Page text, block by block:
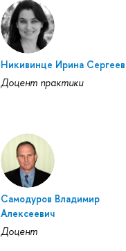
Никивинце Ирина
Доцент практики
Самодуров Владимир
Алексеевич
Доцент